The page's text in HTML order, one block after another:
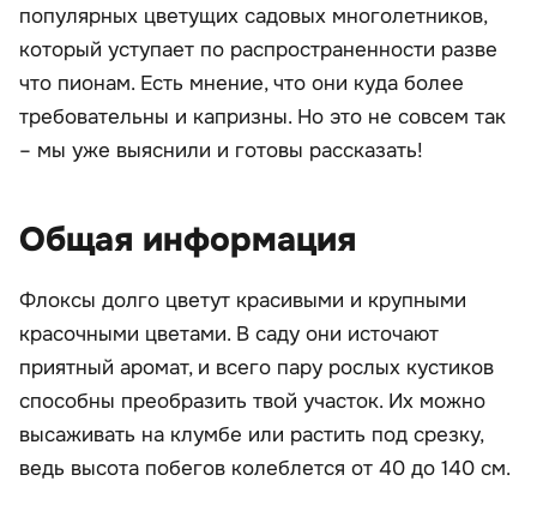
популярных цветущих садовых многолетников,
который уступает по распространенности разве
что пионам. Есть мнение, что они куда более
требовательны и капризны. Но это не совсем так
– мы уже выяснили и готовы рассказать!
Общая информация
Флоксы долго цветут красивыми и крупными
красочными цветами. В саду они источают
приятный аромат, и всего пару рослых кустиков
способны преобразить твой участок. Их можно
высаживать на клумбе или растить под срезку,
ведь высота побегов колеблется от 40 до 140 см.